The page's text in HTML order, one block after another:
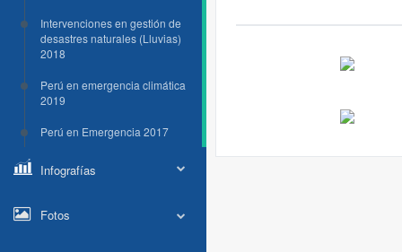
Intervenciones en gestión de
desastres naturales (Lluvias)
2018
Perú en emergencia climática
2019
Perú en Emergencia 2017
Infografías
Fotos